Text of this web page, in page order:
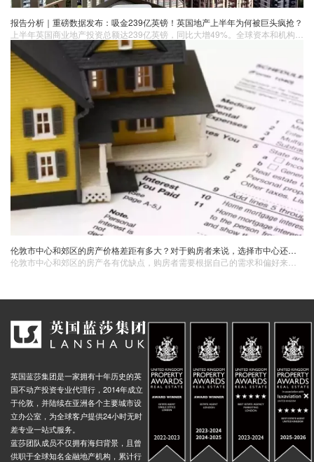
报告分析｜重磅数据发布：吸金239亿英镑！英国地产上半年为何被巨头疯抢？
伦敦市中心和郊区的房产价格差距有多大？对于购房者来说，选择市中心还是郊区更划算？
英国蓝莎集团是一家拥有十年历史的英
国不动产投资专业代理行，2014年成立
于伦敦，并陆续在亚洲各个主要城市设
立办公室，为全球客户提供24小时无时
差专业一站式服务。
蓝莎团队成员不仅拥有海归背景，且曾
供职于全球知名金融地产机构，累计行